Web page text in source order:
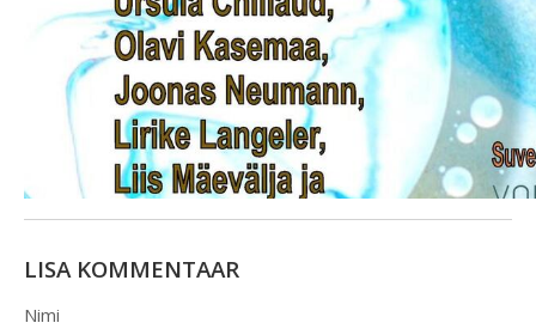
LISA KOMMENTAAR
Nimi